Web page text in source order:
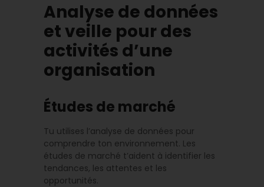
Analyse de données
et veille pour des
activités d’une
organisation
Études de marché
Tu utilises l’analyse de données pour
comprendre ton environnement. Les
études de marché t’aident à identifier les
tendances, les attentes et les
opportunités.